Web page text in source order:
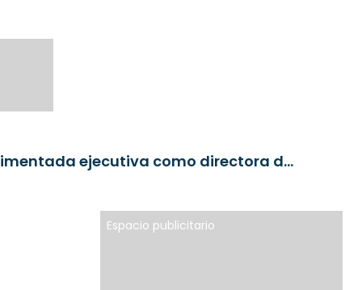
SURA Investments contrata a experimentada ejecutiva como directora de Wealth Management en Perú
Espacio publicitario